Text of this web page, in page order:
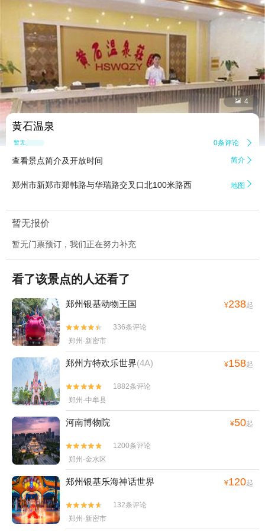
 4
黄石温泉
暂无点评 0条评论 
查看景点简介及开放时间 简介 
郑州市新郑市郑韩路与华瑞路交叉口北100米路西 地图 
暂无报价
暂无门票预订，我们正在努力补充
看了该景点的人还看了
郑州银基动物王国 ¥238起


336条评论
郑州·新密市
郑州方特欢乐世界(4A) ¥158起


1882条评论
郑州·中牟县
河南博物院 ¥50起


1200条评论
郑州·金水区
郑州银基乐海神话世界 ¥120起


132条评论
郑州·新密市